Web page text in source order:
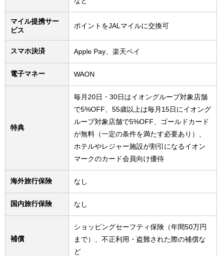
マイル提携サー
ビス
ポイントをJALマイルに交換可
スマホ決済 Apple Pay、楽天ペイ
電子マネー WAON
特典
毎月20日・30日はイオングループ対象店舗
で5%OFF、55歳以上は毎月15日にイオング
ループ対象店舗で5%OFF、ゴールドカード
が無料（一定の条件を満たす必要あり）、
ホテルやレジャー施設が割引になるイオン
マークのカード会員向け優待
海外旅行保険 なし
国内旅行保険 なし
補償
ショッピングセーフティ保険（年間50万円
まで）、不正利用・盗難された際の補償な
ど